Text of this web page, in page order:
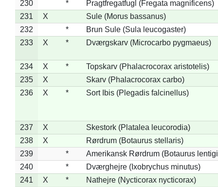
230 *
Pragtfregatfugl (Fregata magnificens)
231
X
Sule (Morus bassanus)
232
*
Brun Sule (Sula leucogaster)
233
X * Dværgskarv (Microcarbo pygmaeus)
234 X *
Topskarv (Phalacrocorax aristotelis)
235
X
Skarv (Phalacrocorax carbo)
236
X * Sort Ibis (Plegadis falcinellus)
237 X
Skestork (Platalea leucorodia)
238
X
Rørdrum (Botaurus stellaris)
239
*
Amerikansk Rørdrum (Botaurus
240
*
Dværghejre (Ixobrychus minutus)
241
X *
Nathejre (Nycticorax nycticorax)